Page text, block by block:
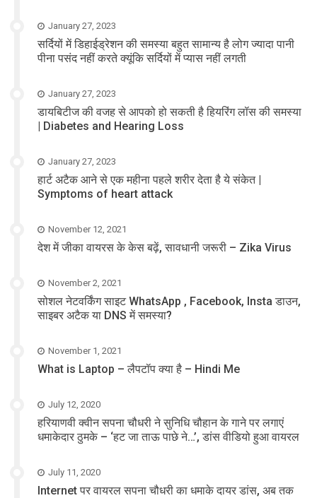
January 27, 2023
सर्दियों में डिहाईड्रेशन की समस्या बहुत सामान्य है लोग ज्यादा पानी
पीना पसंद नहीं करते क्यूंकि सर्दियों में प्यास नहीं लगती
January 27, 2023
डायबिटीज की वजह से आपको हो सकती है हियरिंग लॉस की समस्या
| Diabetes and Hearing Loss
January 27, 2023
हार्ट अटैक आने से एक महीना पहले शरीर देता है ये संकेत |
Symptoms of heart attack
November 12, 2021
देश में जीका वायरस के केस बढ़ें, सावधानी जरूरी – Zika Virus
November 2, 2021
सोशल नेटवर्किंग साइट WhatsApp , Facebook, Insta डाउन,
साइबर अटैक या DNS में समस्या?
November 1, 2021
What is Laptop – लैपटॉप क्या है – Hindi Me
July 12, 2020
हरियाणवी क्वीन सपना चौधरी ने सुनिधि चौहान के गाने पर लगाएं
धमाकेदार ठुमके – ‘हट जा ताऊ पाछे ने…’, डांस वीडियो हुआ वायरल
July 11, 2020
Internet पर वायरल सपना चौधरी का धमाके दायर डांस, अब तक